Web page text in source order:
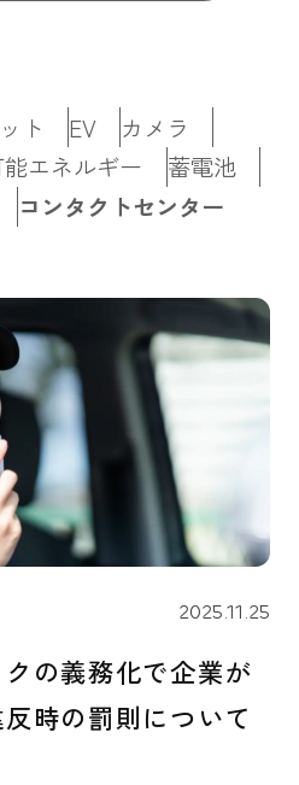
ト EV
カメラ
エネルギー
蓄電池
コンタクトセンター
2025.11.25
の義務化で企業が
時の罰則について